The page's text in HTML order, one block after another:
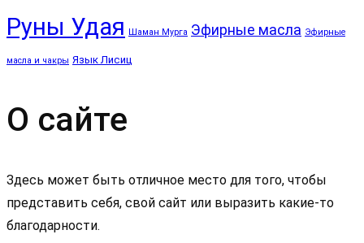
Руны Удая Шаман Мурга Эфирные масла Эфирные
масла и чакры Язык Лисиц
О сайте
Здесь может быть отличное место для того, чтобы
представить себя, свой сайт или выразить какие-то
благодарности.